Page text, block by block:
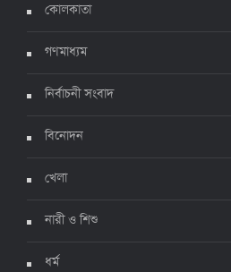
কোলকাতা
গণমাধ্যম
নির্বাচনী সংবাদ
বিনোদন
খেলা
নারী ও শিশু
ধর্ম